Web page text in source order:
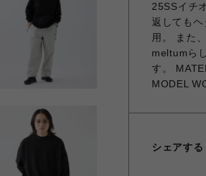
25SSイチ
返しても
用。 また
meltumら
す。
MODEL
シェアする